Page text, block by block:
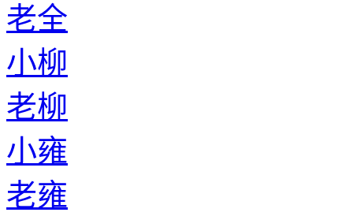
老全
小柳
老柳
小雍
老雍